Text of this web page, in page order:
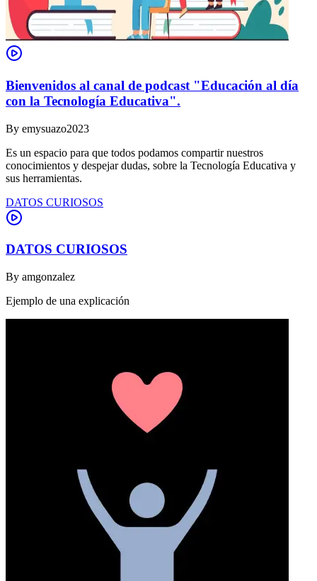
Bienvenidos al canal de podcast "Educación al día
con la Tecnología Educativa".
By emysuazo2023
Es un espacio para que todos podamos compartir nuestros
conocimientos y despejar dudas, sobre la Tecnología Educativa y
sus herramientas.
DATOS CURIOSOS
DATOS CURIOSOS
By amgonzalez
Ejemplo de una explicación